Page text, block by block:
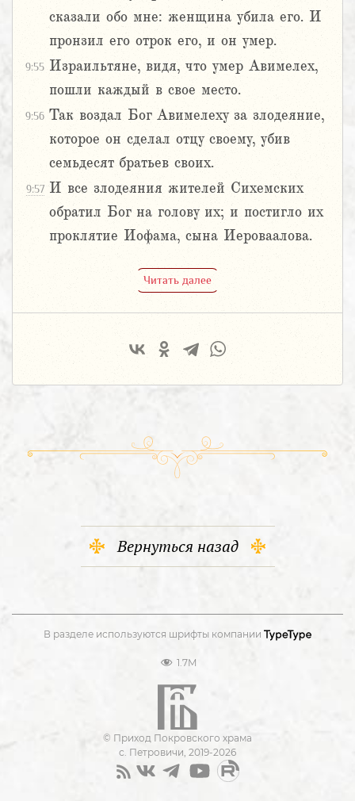
сказали обо мне: женщина убила его. И
пронзил его отрок его, и он умер.
9:55 Израильтяне, видя, что умер Авимелех,
пошли каждый в свое место.
9:56 Так воздал Бог Авимелеху за злодеяние,
которое он сделал отцу своему, убив
семьдесят братьев своих.
9:57 И все злодеяния жителей Сихемских
обратил Бог на голову их; и постигло их
проклятие Иофама, сына Иероваалова.
Читать далее
Вернуться назад
В разделе используются шрифты компании
1.7M
© Приход Покровского храма
с. Петровичи, 2019-2026